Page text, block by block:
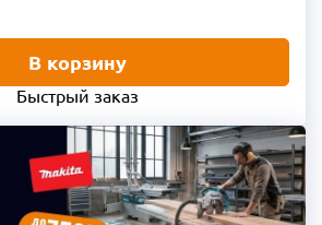
В корзину
Быстрый заказ